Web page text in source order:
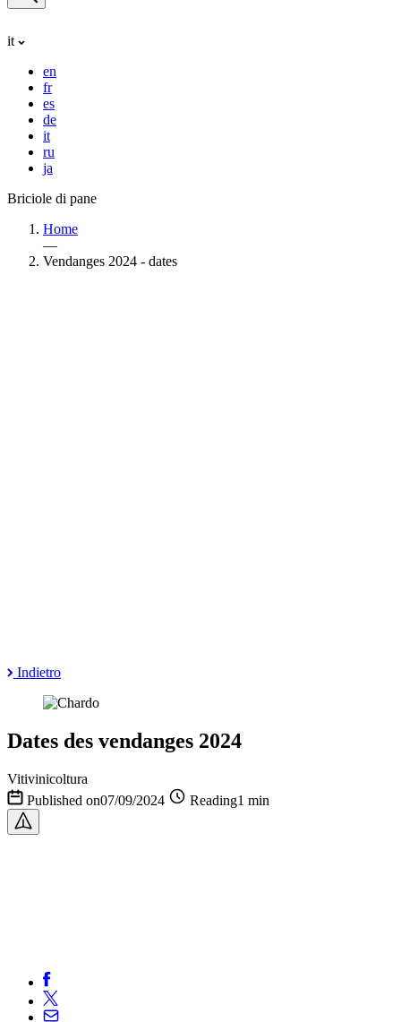
it
en
fr
es
de
it
ru
ja
Briciole di pane
Home
—
Vendanges 2024 - dates
Indietro
Dates des vendanges 2024
Vitivinicoltura
Published on07/09/2024
Reading1 min